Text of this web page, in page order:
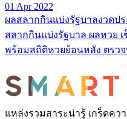
01 Apr 2022
ผลสลากกินแบ่งรัฐบาลงวดปร
สลากกินแบ่งรัฐบาล ผลหวย
พร้อมสถิติหวยย้อนหลัง ตรวจ
แหล่งรวมสาระน่ารู้ เกร็ดคว